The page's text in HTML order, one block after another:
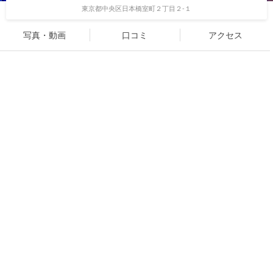
東京都中央区日本橋室町２丁目２-１
写真・動画 口コミ アクセス